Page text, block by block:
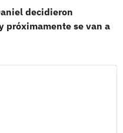
decidieron
próximamente se van a